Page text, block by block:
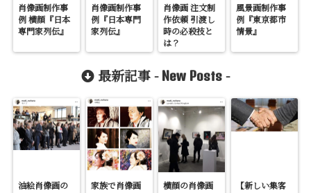
肖像画制作事
例 横顔『日本
専門家列伝』
肖像画制作事
例『日本専門
家列伝』
肖像画 注文制
作依頼 引渡し
時の必殺技と
は？
風景画制作事
例『東京都市
情景』
最新記事 - New Posts -
油絵肖像画の
家族で肖像画
横顔の肖像画
【新しい集客